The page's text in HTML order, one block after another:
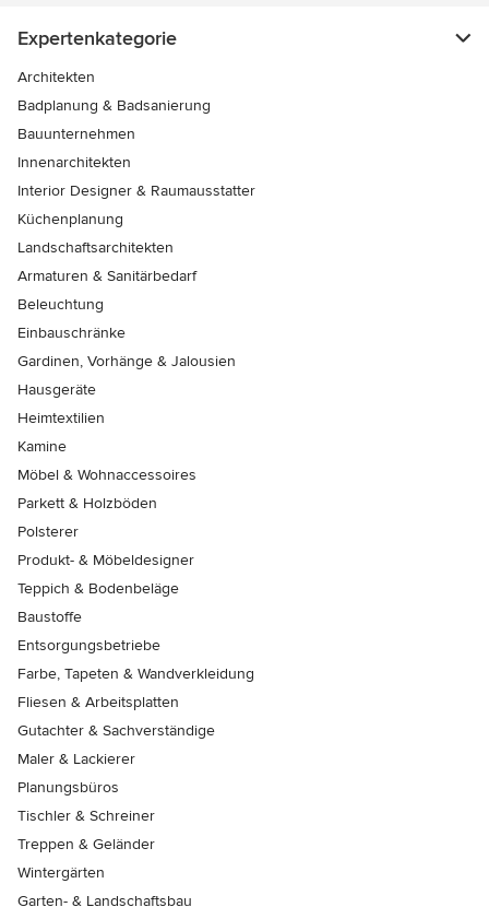
Expertenkategorie
Architekten
Badplanung & Badsanierung
Bauunternehmen
Innenarchitekten
Interior Designer & Raumausstatter
Küchenplanung
Landschaftsarchitekten
Armaturen & Sanitärbedarf
Beleuchtung
Einbauschränke
Gardinen, Vorhänge & Jalousien
Hausgeräte
Heimtextilien
Kamine
Möbel & Wohnaccessoires
Parkett & Holzböden
Polsterer
Produkt- & Möbeldesigner
Teppich & Bodenbeläge
Baustoffe
Entsorgungsbetriebe
Farbe, Tapeten & Wandverkleidung
Fliesen & Arbeitsplatten
Gutachter & Sachverständige
Maler & Lackierer
Planungsbüros
Tischler & Schreiner
Treppen & Geländer
Wintergärten
Garten- & Landschaftsbau